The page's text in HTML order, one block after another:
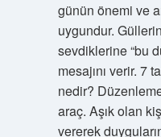
günün önemi ve
uygundur.
sevdiklerine “bu
mesajını verir. 7
nedir?
araç. Aşık olan
vererek